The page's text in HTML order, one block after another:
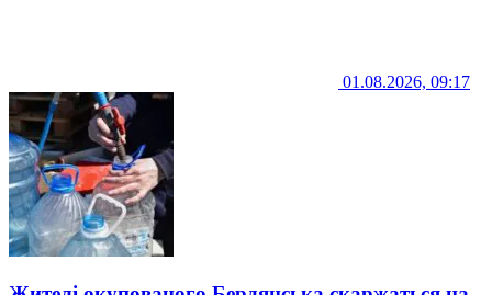
01.08.2026, 09:17